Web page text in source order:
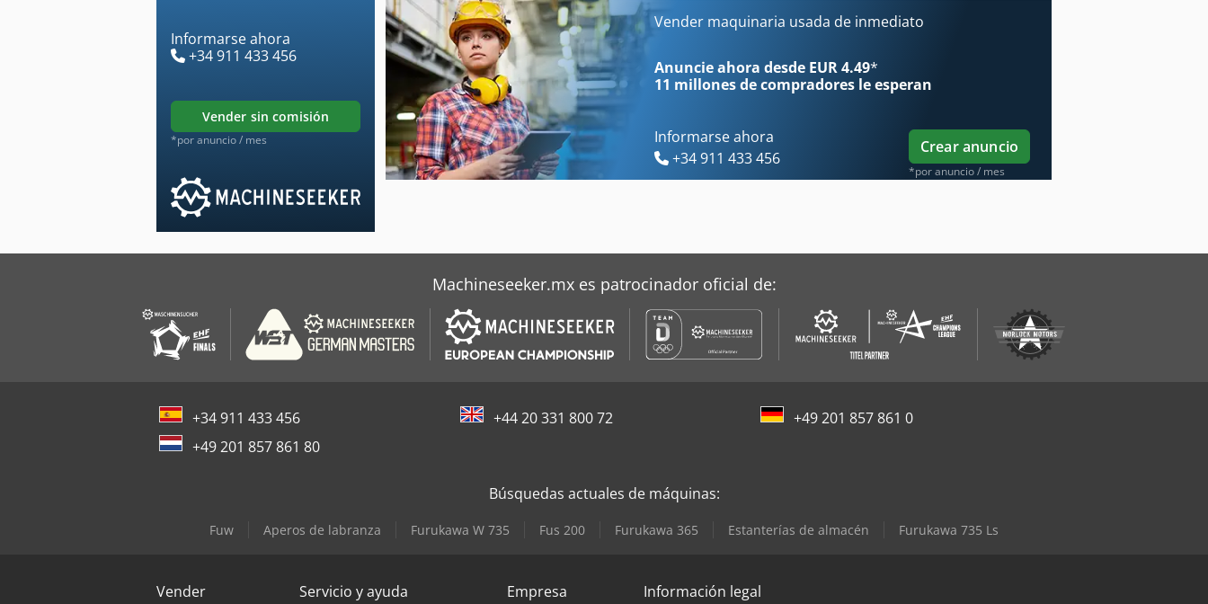
Informarse ahora
+34 911 433 456
vender sin comisión
*por anuncio / mes
Bitelli Bb 730
Bitelli Sf 102
International 633
Vender maquinaria usada de inmediato
Anuncie ahora desde EUR 4.49*
11 millones de compradores le esperan
Informarse ahora
+34 911 433 456
Crear anuncio
*por anuncio / mes
Machineseeker.mx es patrocinador oficial de:
+34 911 433 456 +44 20 331 800 72
+49 201 857 861 0
+49 201 857 861 80
Búsquedas actuales de máquinas:
Fuw Aperos de labranza Furukawa W 735 Fus 200 Furukawa 365 Estanterías de almacén Furukawa 735 Ls
Vender Servicio y ayuda Empresa Información legal